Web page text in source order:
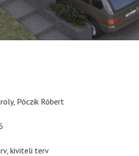
Póczik Róbert
kiviteli terv